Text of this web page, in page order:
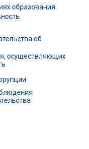
образования
об
осуществляющих